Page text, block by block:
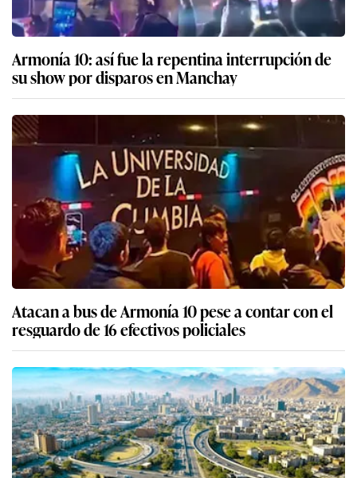
Armonía 10: así fue la repentina interrupción de
su show por disparos en Manchay
Atacan a bus de Armonía 10 pese a contar con el
resguardo de 16 efectivos policiales